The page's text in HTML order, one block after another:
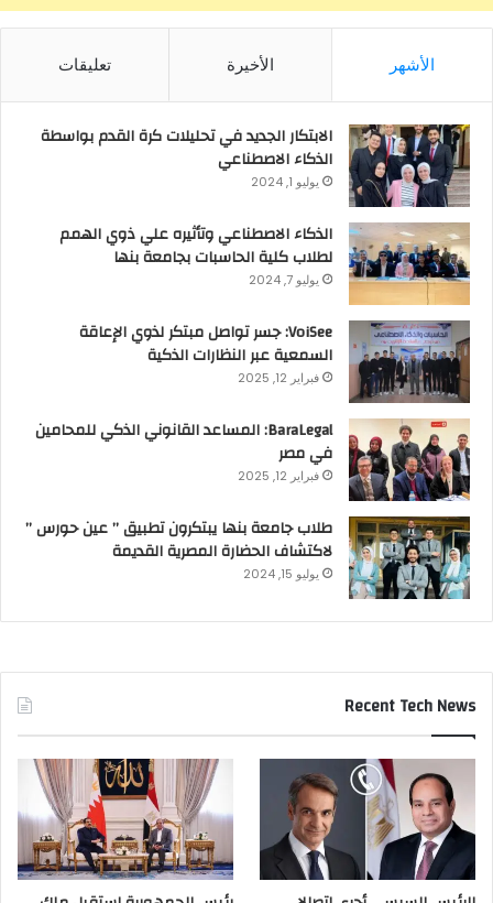
الأشهر الأخيرة تعليقات
الابتكار الجديد في تحليلات كرة القدم بواسطة
الذكاء الاصطناعي
يوليو 1, 2024
الذكاء الاصطناعي وتأثيره علي ذوي الهمم
لطلاب كلية الحاسبات بجامعة بنها
يوليو 7, 2024
VoiSee: جسر تواصل مبتكر لذوي الإعاقة
السمعية عبر النظارات الذكية
فبراير 12, 2025
BaraLegal: المساعد القانوني الذكي للمحامين
في مصر
فبراير 12, 2025
طلاب جامعة بنها يبتكرون تطبيق ” عين حورس ”
لاكتشاف الحضارة المصرية القديمة
يوليو 15, 2024
Recent Tech News